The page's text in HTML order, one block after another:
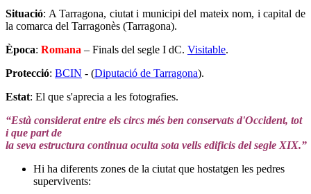
Situació: A Tarragona, ciutat i municipi del mateix nom, i capital de
la comarca del Tarragonès (Tarragona).
Època: Romana – Finals del segle I dC. Visitable.
Protecció: BCIN - (Diputació de Tarragona).
Estat: El que s'aprecia a les fotografies.
“Està considerat entre els circs més ben conservats d'Occident, tot
i que part de
la seva estructura continua oculta sota vells edificis del segle XIX.”
Hi ha diferents zones de la ciutat que hostatgen les pedres
supervivents: